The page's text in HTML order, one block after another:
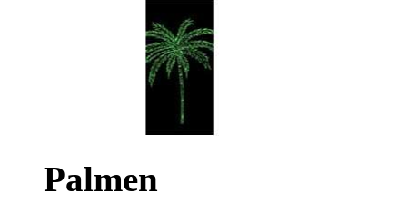
Palmen